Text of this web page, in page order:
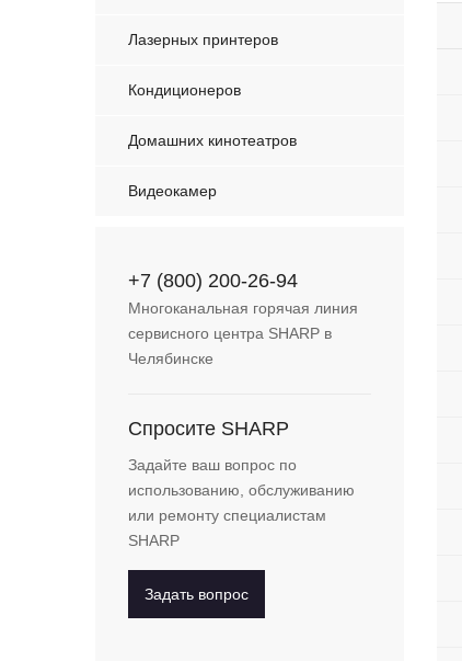
Лазерных принтеров
Кондиционеров
Домашних кинотеатров
Видеокамер
+7 (800) 200-26-94
Многоканальная горячая линия
сервисного центра SHARP в
Челябинске
Спросите SHARP
Задайте ваш вопрос по
использованию, обслуживанию
или ремонту специалистам
SHARP
Задать вопрос